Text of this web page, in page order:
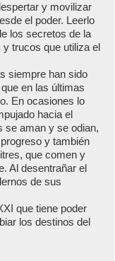
y movilizar
el poder. Leerlo
los secretos de la
trucos que utiliza el
siempre han sido
en las últimas
En ocasiones lo
hacia el
se aman y se odian,
y también
que comen y
Al desentrañar el
de sus
que tiene poder
los destinos del